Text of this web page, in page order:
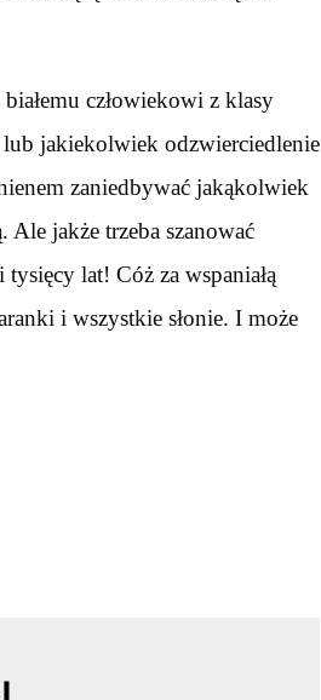
człowiekowi z klasy
jakiekolwiek odzwierciedlenie
zaniedbywać jakąkolwiek
jakże trzeba szanować
lat! Cóż za wspaniałą
i wszystkie słonie. I może